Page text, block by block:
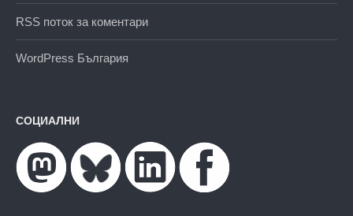
RSS поток за коментари
WordPress България
СОЦИАЛНИ